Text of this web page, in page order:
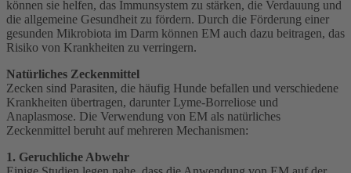
können sie helfen, das Immunsystem zu stärken, die Verdauung und
die allgemeine Gesundheit zu fördern. Durch die Förderung einer
gesunden Mikrobiota im Darm können EM auch dazu beitragen, das
Risiko von Krankheiten zu verringern.
Natürliches Zeckenmittel
Zecken sind Parasiten, die häufig Hunde befallen und verschiedene
Krankheiten übertragen, darunter Lyme-Borreliose und
Anaplasmose. Die Verwendung von EM als natürliches
Zeckenmittel beruht auf mehreren Mechanismen:
1. Geruchliche Abwehr